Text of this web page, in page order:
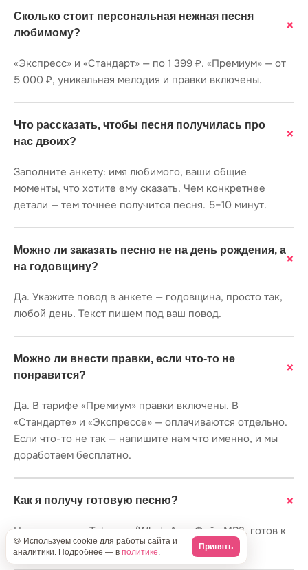
Сколько стоит персональная нежная песня
любимому?
+
«Экспресс» и «Стандарт» — по 1 399 ₽. «Премиум» — от
5 000 ₽, уникальная мелодия и правки включены.
Что рассказать, чтобы песня получилась про
нас двоих?
+
Заполните анкету: имя любимого, ваши общие
моменты, что хотите ему сказать. Чем конкретнее
детали — тем точнее получится песня. 5–10 минут.
Можно ли заказать песню не на день рождения, а
на годовщину?
+
Да. Укажите повод в анкете — годовщина, просто так,
любой день. Текст пишем под ваш повод.
Можно ли внести правки, если что-то не
понравится?
+
Да. В тарифе «Премиум» правки включены. В
«Стандарте» и «Экспрессе» — оплачиваются отдельно.
Если что-то не так — напишите нам что именно, и мы
доработаем бесплатно.
Как я получу готовую песню? +
На почту или в Telegram/WhatsApp. Файл MP3, готов к
воспроизведению на любом устройстве.
🍪 Используем cookie для работы сайта и
аналитики. Подробнее — в политике.
Принять